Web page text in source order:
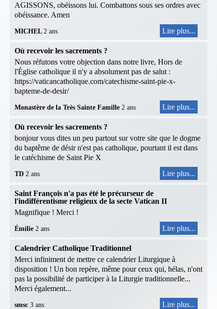
AGISSONS, obéissons lui. Combattons sous ses ordres avec
obéissance. Amen
MICHEL 2 ans Lire plus...
Où recevoir les sacrements ?
Nous réfutons votre objection dans notre livre, Hors de
l'Église catholique il n'y a absolument pas de salut :
https://vaticancatholique.com/catechisme-saint-pie-x-
bapteme-de-desir/
Monastère de la Très Sainte Famille 2 ans Lire plus...
Où recevoir les sacrements ?
bonjour vous dites un peu partout sur votre site que le dogme
du baptême de désir n'est pas catholique, pourtant il est dans
le catéchisme de Saint Pie X
TD 2 ans Lire plus...
Saint François n'a pas été le précurseur de
l'indifférentisme religieux de la secte Vatican II
Magnifique ! Merci !
Émilie 2 ans Lire plus...
Calendrier Catholique Traditionnel
Merci infiniment de mettre ce calendrier Liturgique à
disposition ! Un bon repère, même pour ceux qui, hélas, n'ont
pas la possibilité de participer à la Liturgie traditionnelle...
Merci également...
smsc 3 ans Lire plus...